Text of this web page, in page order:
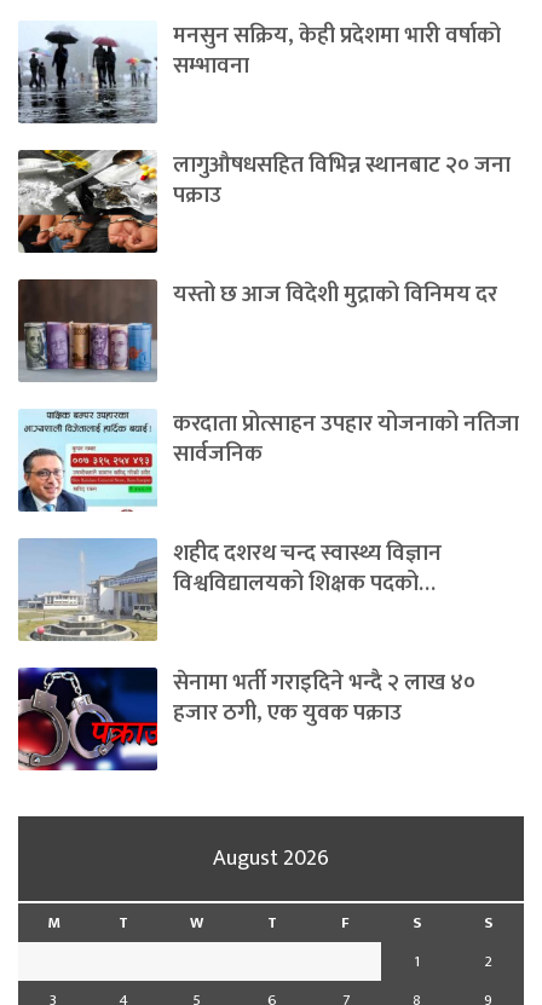
मनसुन सक्रिय, केही प्रदेशमा भारी वर्षाको
सम्भावना
लागुऔषधसहित विभिन्न स्थानबाट २० जना
पक्राउ
यस्तो छ आज विदेशी मुद्राको विनिमय दर
करदाता प्रोत्साहन उपहार योजनाको नतिजा
सार्वजनिक
शहीद दशरथ चन्द स्वास्थ्य विज्ञान
विश्वविद्यालयको शिक्षक पदको…
सेनामा भर्ती गराइदिने भन्दै २ लाख ४०
हजार ठगी, एक युवक पक्राउ
August 2026
M T W T F S
S
1
2